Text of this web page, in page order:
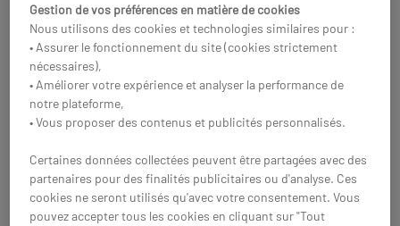
Jabra - Evolve2 85 UC
base
Casque sans fil UC haut de
gamme pour PC et téléphone
portable avec connexion
Jabra Evolve2 85 MS
base
Casque sans fil UC haut de
gamme pour PC et téléphone
portable avec connexion
Gestion de vos préférences en matière de cookies
Nous utilisons des cookies et technologies similaires pour :
• Assurer le fonctionnement du site (cookies strictement
nécessaires),
• Améliorer votre expérience et analyser la performance de
notre plateforme,
• Vous proposer des contenus et publicités personnalisés.
Certaines données collectées peuvent être partagées avec des
partenaires pour des finalités publicitaires ou d'analyse. Ces
cookies ne seront utilisés qu'avec votre consentement. Vous
pouvez accepter tous les cookies en cliquant sur "Tout